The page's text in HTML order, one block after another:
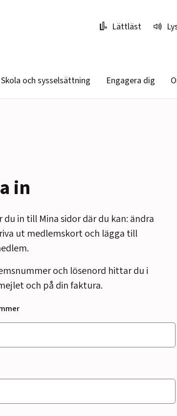
Lättläst
Skola och sysselsättning Engagera dig
in
du in till Mina sidor där du kan: ändra
ut medlemskort och lägga till
och lösenord hittar du i
och på din faktura.